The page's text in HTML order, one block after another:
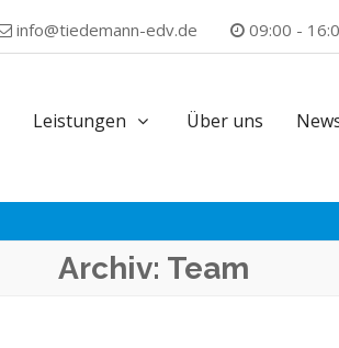
info@tiedemann-edv.de 09:00 -
Leistungen Über uns
Archiv: Team